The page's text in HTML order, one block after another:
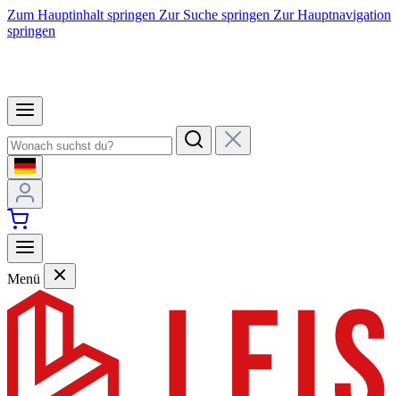
Zum Hauptinhalt springen Zur Suche springen Zur Hauptnavigation
springen
Menü